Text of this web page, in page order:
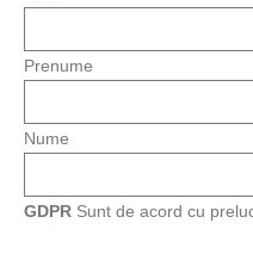
Prenume
Nume
GDPR Sunt de acord cu